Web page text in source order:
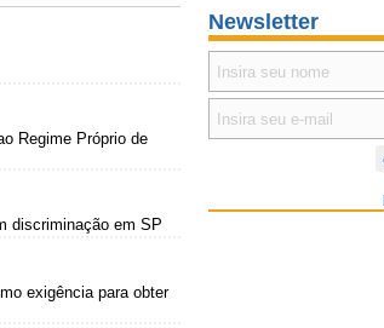
Regime Próprio de
discriminação em SP
exigência para obter
Newsletter